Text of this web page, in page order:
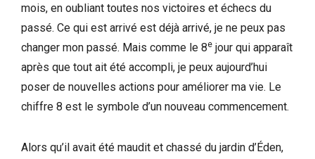
mois, en oubliant toutes nos victoires et échecs du
passé. Ce qui est arrivé est déjà arrivé, je ne peux pas
changer mon passé. Mais comme le 8e jour qui apparaît
après que tout ait été accompli, je peux aujourd’hui
poser de nouvelles actions pour améliorer ma vie. Le
chiffre 8 est le symbole d’un nouveau commencement.
Alors qu’il avait été maudit et chassé du jardin d’Éden,